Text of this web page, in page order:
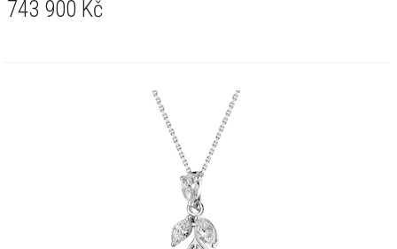
743 900 Kč